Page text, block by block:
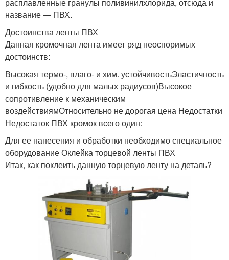
название — ПВХ.
Достоинства ленты ПВХ
Данная кромочная лента имеет ряд неоспоримых
достоинств:
Высокая термо-, влаго- и хим. устойчивостьЭластичность
и гибкость (удобно для малых радиусов)Высокое
сопротивление к механическим
воздействиямОтносительно не дорогая цена Недостатки
Недостаток ПВХ кромок всего один:
Для ее нанесения и обработки необходимо специальное
оборудование Оклейка торцевой ленты ПВХ
Итак, как поклеить данную торцевую ленту на деталь?